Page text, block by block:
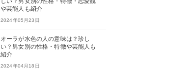
や芸能人も紹介
2024年05月23日
オーラが水色の人の意味は？珍し
い？男女別の性格・特徴や芸能人も
紹介
2024年04月18日